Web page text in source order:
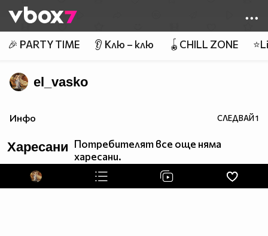
👾
🎉 PARTY TIME 👂 Клю – клю 🪀CHILL ZONE
el_vasko
Инфо СЛЕДВАЙ1
Харесани Потребителят все още няма
харесани.